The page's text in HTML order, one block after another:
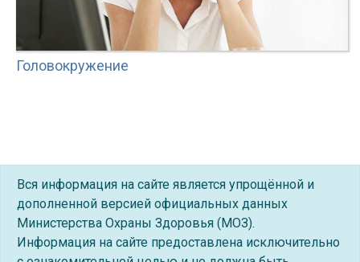
Головокружение
Вся информация на сайте является упрощённой и
дополненной версией официальных данных
Министерства Охраны Здоровья (МОЗ).
Информация на сайте предоставлена исключительно